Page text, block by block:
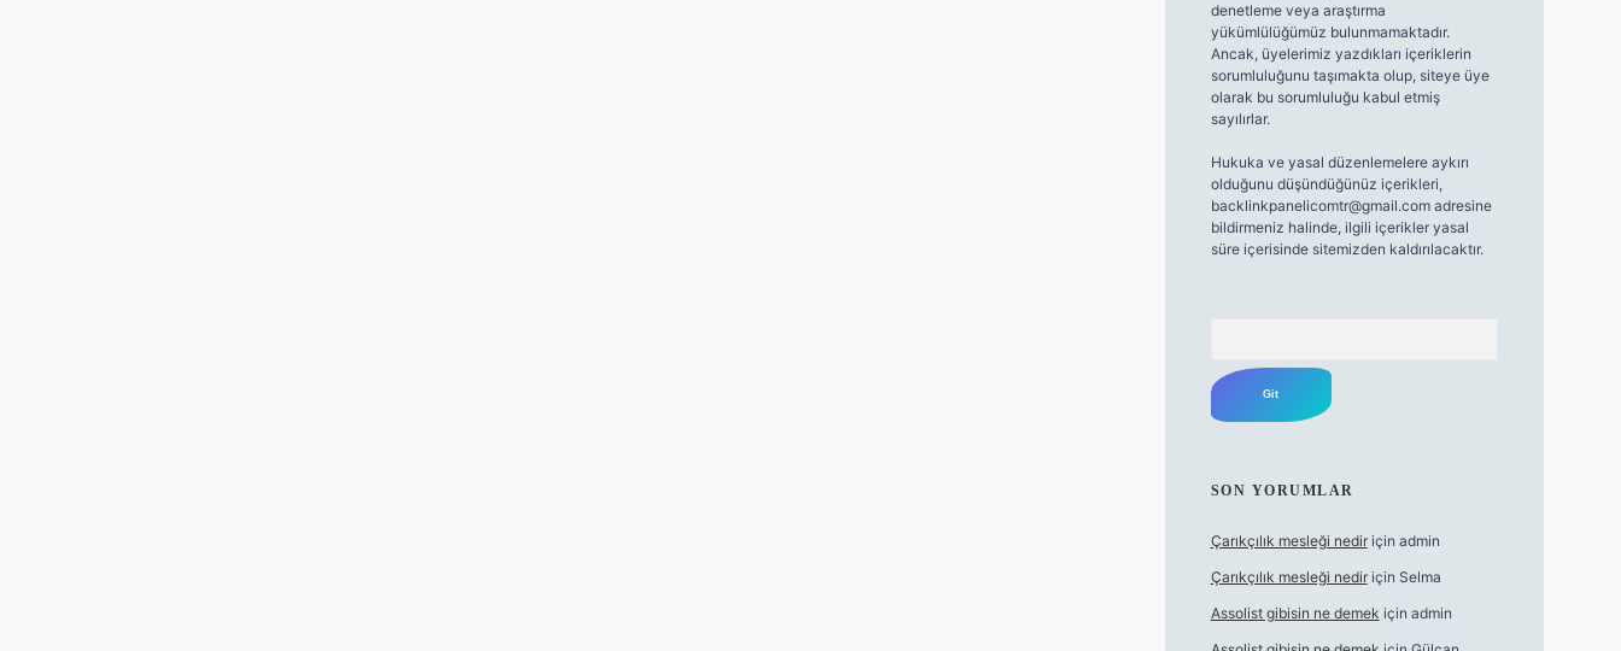
denetleme veya araştırma
yükümlülüğümüz bulunmamaktadır.
Ancak, üyelerimiz yazdıkları içeriklerin
sorumluluğunu taşımakta olup, siteye üye
olarak bu sorumluluğu kabul etmiş
sayılırlar.
Hukuka ve yasal düzenlemelere aykırı
olduğunu düşündüğünüz içerikleri,
backlinkpanelicomtr@gmail.comadresine
bildirmeniz halinde, ilgili içerikler yasal
süre içerisinde sitemizden kaldırılacaktır.
SON YORUMLAR
Çarıkçılık mesleği nediriçin admin
Çarıkçılık mesleği nediriçin Selma
Assolist gibisin ne demek için admin